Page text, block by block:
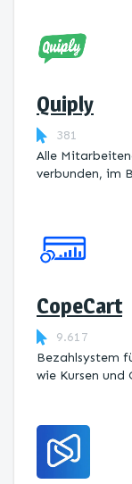
Quiply
381
Alle
verbunden, im
CopeCart
9.617
Bezahlsystem
wie Kursen und